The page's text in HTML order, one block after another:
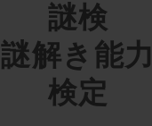
謎検
謎解き能
検定